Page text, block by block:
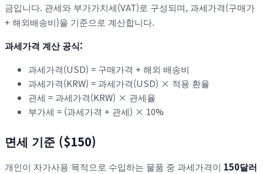
금입니다. 관세와 부가가치세(VAT)로 구성되며, 과세가격(구매가
+ 해외배송비)을 기준으로 계산합니다.
과세가격 계산 공식:
과세가격(USD) = 구매가격 + 해외 배송비
과세가격(KRW) = 과세가격(USD) × 적용 환율
관세 = 과세가격(KRW) × 관세율
부가세 = (과세가격 + 관세) × 10%
면세 기준 ($150)
개인이 자가사용 목적으로 수입하는 물품 중 과세가격이 150달러